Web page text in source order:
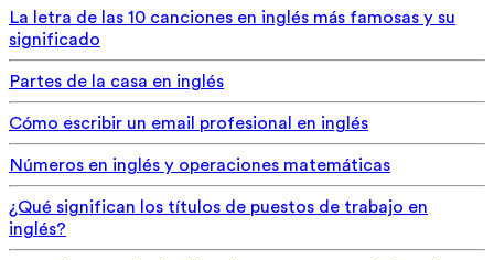
La letra de las 10 canciones en inglés más famosas y su
significado
Partes de la casa en inglés
Cómo escribir un email profesional en inglés
Números en inglés y operaciones matemáticas
¿Qué significan los títulos de puestos de trabajo en
inglés?